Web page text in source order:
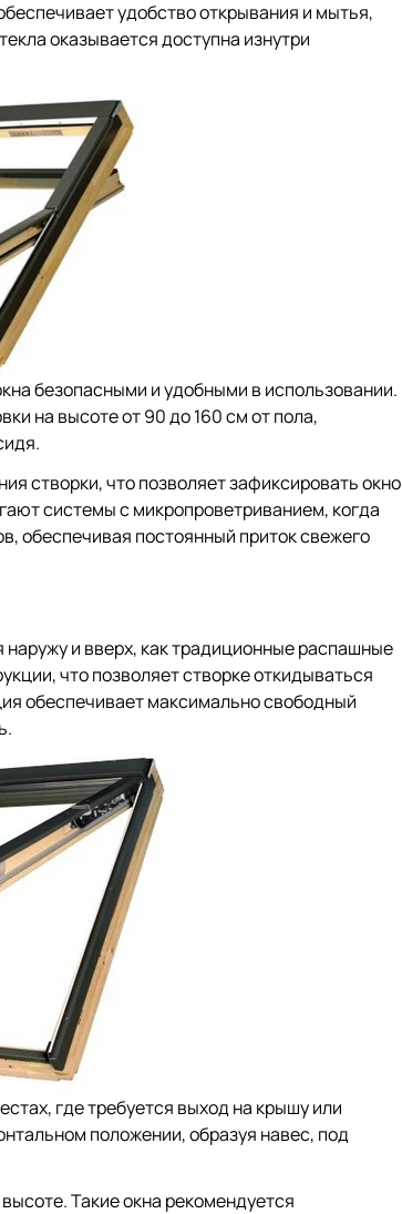
удобство открывания и мытья,
оказывается доступна изнутри
безопасными и удобными в использовании.
на высоте от 90 до 160 см от пола,
створки, что позволяет зафиксировать окно
системы с микропроветриванием, когда
обеспечивая постоянный приток свежего
и вверх, как традиционные распашные
что позволяет створке откидываться
обеспечивает максимально свободный
где требуется выход на крышу или
положении, образуя навес, под
Такие окна рекомендуется